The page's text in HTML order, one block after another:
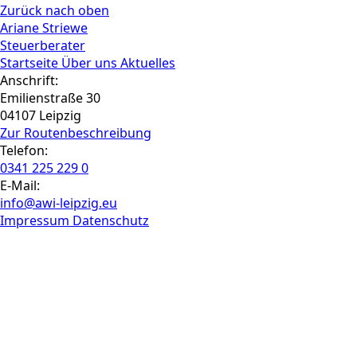
Zurück nach oben
Ariane Striewe
Steuerberater
Startseite Über uns Aktuelles
Anschrift:
Emilienstraße 30
04107 Leipzig
Zur Routen­beschreibung
Telefon:
0341 225 229 0
E-Mail:
info@awi-leipzig.eu
Impressum Datenschutz